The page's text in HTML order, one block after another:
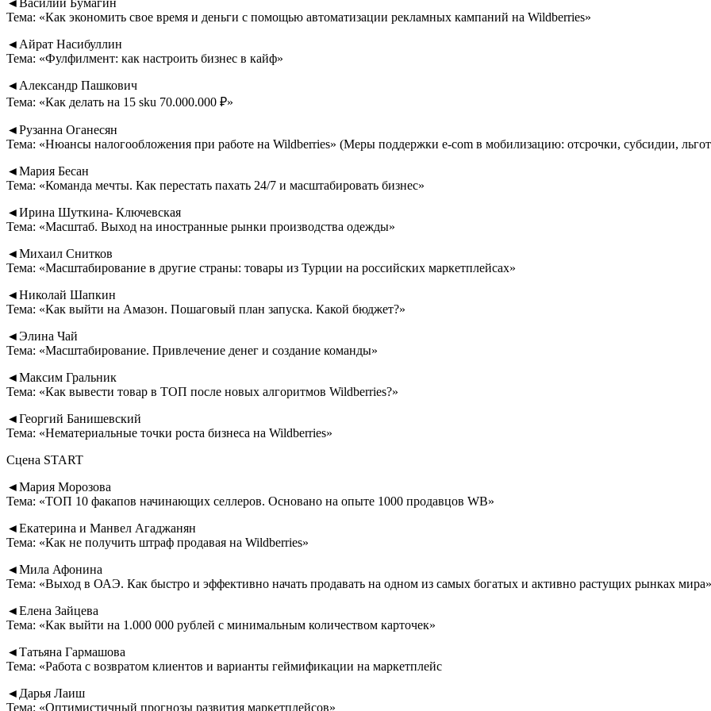
◄Василий Бумагин
Тема: «Как экономить свое время и деньги с помощью автоматизации рекламных кампаний на Wildberries»
◄Айрат Насибуллин
Тема: «Фулфилмент: как настроить бизнес в кайф»
◄Александр Пашкович
Тема: «Как делать на 15 sku 70.000.000 ₽»
◄Рузанна Оганесян
Тема: «Нюансы налогообложения при работе на Wildberries» (Меры поддержки e-com в мобилизацию: отсрочки, субсидии,
◄Мария Бесан
Тема: «Команда мечты. Как перестать пахать 24/7 и масштабировать бизнес»
◄Ирина Шуткина- Ключевская
Тема: «Масштаб. Выход на иностранные рынки производства одежды»
◄Михаил Снитков
Тема: «Масштабирование в другие страны: товары из Турции на российских маркетплейсах»
◄Николай Шапкин
Тема: «Как выйти на Амазон. Пошаговый план запуска. Какой бюджет?»
◄Элина Чай
Тема: «Масштабирование. Привлечение денег и создание команды»
◄Максим Гральник
Тема: «Как вывести товар в ТОП после новых алгоритмов Wildberries?»
◄Георгий Банишевский
Тема: «Нематериальные точки роста бизнеса на Wildberries»
Сцена START
◄Мария Морозова
Тема: «ТОП 10 факапов начинающих селлеров. Основано на опыте 1000 продавцов WB»
◄Екатерина и Манвел Агаджанян
Тема: «Как не получить штраф продавая на Wildberries»
◄Мила Афонина
Тема: «Выход в ОАЭ. Как быстро и эффективно начать продавать на одном из самых богатых и активно растущих рынках мира»
◄Елена Зайцева
Тема: «Как выйти на 1.000 000 рублей с минимальным количеством карточек»
◄Татьяна Гармашова
Тема: «Работа с возвратом клиентов и варианты геймификации на маркетплейс
◄Дарья Лаиш
Тема: «Оптимистичный прогнозы развития маркетплейсов»